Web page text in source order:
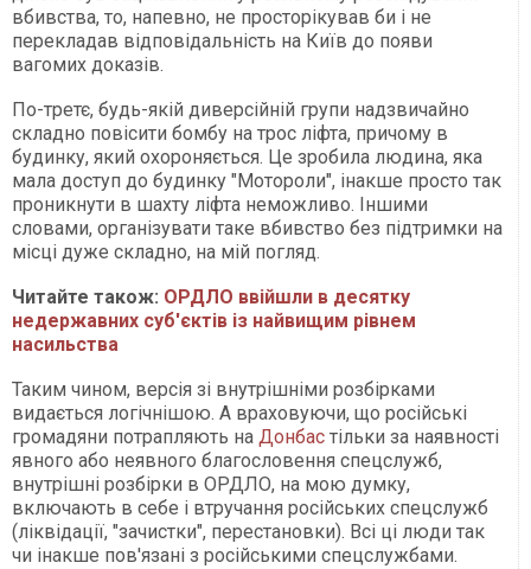
вбивства, то, напевно, не просторікував би і не
перекладав відповідальність на Київ до появи
вагомих доказів.
По-третє, будь-якій диверсійній групи надзвичайно
складно повісити бомбу на трос ліфта, причому в
будинку, який охороняється. Це зробила людина, яка
мала доступ до будинку "Мотороли", інакше просто так
проникнути в шахту ліфта неможливо. Іншими
словами, організувати таке вбивство без підтримки на
місці дуже складно, на мій погляд.
Читайте також: ОРДЛО ввійшли в десятку
недержавних суб'єктів із найвищим рівнем
насильства
Таким чином, версія зі внутрішніми розбірками
видається логічнішою. А враховуючи, що російські
громадяни потрапляють на Донбас тільки за наявності
явного або неявного благословення спецслужб,
внутрішні розбірки в ОРДЛО, на мою думку,
включають в себе і втручання російських спецслужб
(ліквідації, "зачистки", перестановки). Всі ці люди так
чи інакше пов'язані з російськими спецслужбами.